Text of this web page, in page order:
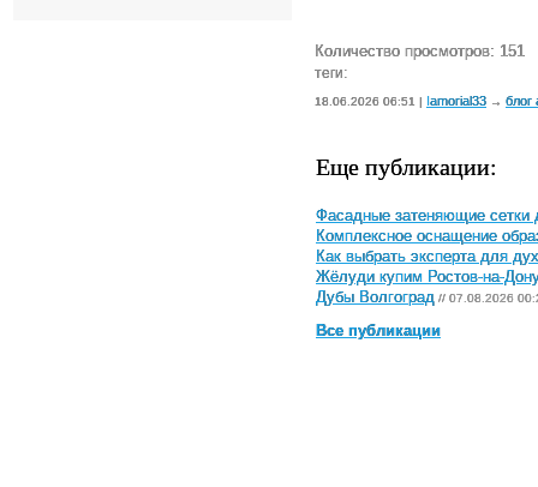
Количество просмотров: 151
теги:
18.06.2026 06:51 | Iamorial33 → блог
Еще публикации:
Фасадные затеняющие сетки
Комплексное оснащение
Как выбрать эксперта для
Жёлуди купим Ростов-на-
Дубы Волгоград // 07.08.2026
Все публикации